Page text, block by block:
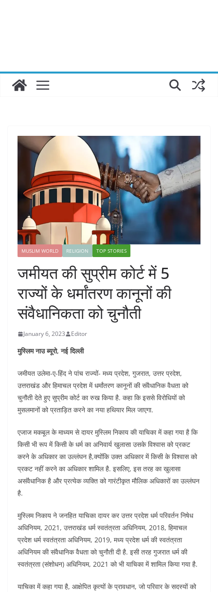
MUSLIM WORLD RELIGION TOP STORIES
जमीयत की सुप्रीम कोर्ट में 5
राज्यों के धर्मांतरण कानूनों की
संवैधानिकता को चुनौती
January 6, 2023 Editor
मुस्लिम नाउ ब्यूरो, नई दिल्ली
जमीयत उलेमा-ए-हिंद ने पांच राज्यों- मध्य प्रदेश, गुजरात, उत्तर प्रदेश,
उत्तराखंड और हिमाचल प्रदेश में धर्मांतरण कानूनों की संवैधानिक वैधता को
चुनौती देते हुए सुप्रीम कोर्ट का रुख किया है. कहा कि इससे विरोधियों को
मुसलमानों को प्रताड़ित करने का नया हथियार मिल जाएगा.
एजाज मकबूल के माध्यम से दायर मुस्लिम निकाय की याचिका में कहा गया है कि
किसी भी रूप में किसी के धर्म का अनिवार्य खुलासा उसके विश्वास को प्रकट
करने के अधिकार का उल्लंघन है,क्योंकि उक्त अधिकार में किसी के विश्वास को
प्रकट नहीं करने का अधिकार शामिल है. इसलिए, इस तरह का खुलासा
असंवैधानिक है और प्रत्येक व्यक्ति को गारंटीकृत मौलिक अधिकारों का उल्लंघन
है.
मुस्लिम निकाय ने जनहित याचिका दायर कर उत्तर प्रदेश धर्म परिवर्तन निषेध
अधिनियम, 2021, उत्तराखंड धर्म स्वतंत्रता अधिनियम, 2018, हिमाचल
प्रदेश धर्म स्वतंत्रता अधिनियम, 2019, मध्य प्रदेश धर्म की स्वतंत्रता
अधिनियम की संवैधानिक वैधता को चुनौती दी है. इसी तरह गुजरात धर्म की
स्वतंत्रता (संशोधन) अधिनियम, 2021 को भी याचिका में शामिल किया गया है.
याचिका में कहा गया है, आक्षेपित कृत्यों के प्रावधान, जो परिवार के सदस्यों को